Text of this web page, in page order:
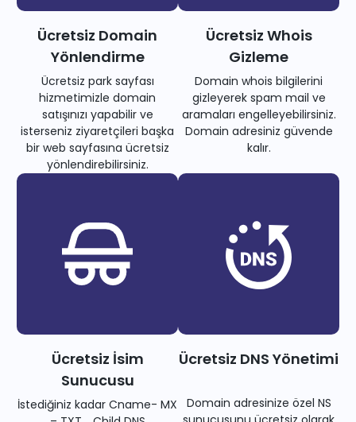
Ücretsiz Domain
Yönlendirme
Ücretsiz park sayfası
hizmetimizle domain
satışınızı yapabilir ve
isterseniz ziyaretçileri başka
bir web sayfasına ücretsiz
yönlendirebilirsiniz.
Ücretsiz Whois
Gizleme
Domain whois bilgilerini
gizleyerek spam mail ve
aramaları engelleyebilirsiniz.
Domain adresiniz güvende
kalır.
Ücretsiz İsim
Sunucusu
İstediğiniz kadar Cname- MX
Ücretsiz DNS Yönetimi
Domain adresinize özel NS